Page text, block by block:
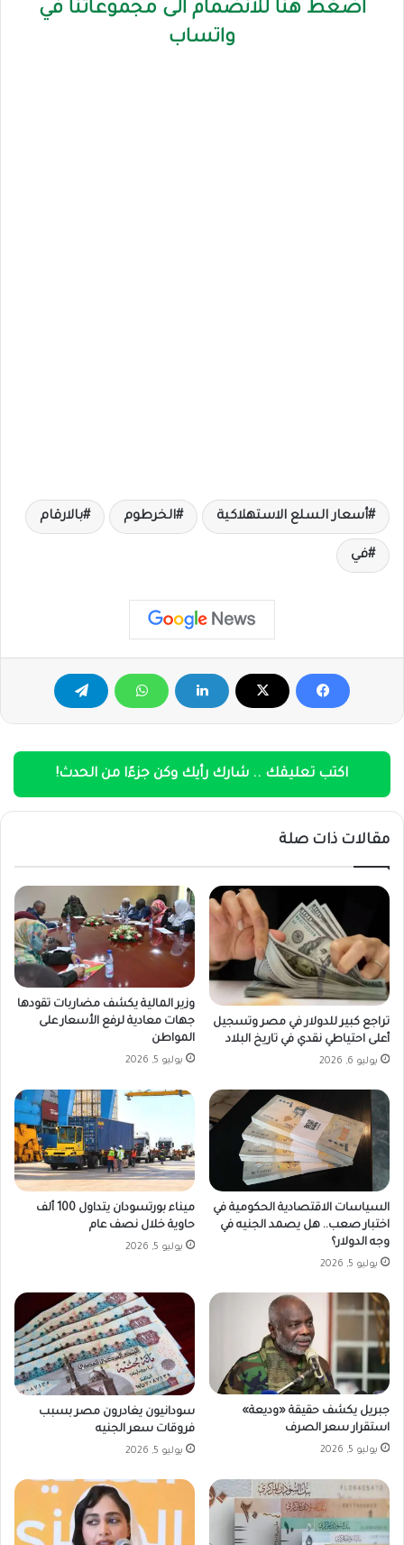
اضغط هنا للانضمام الى مجموعاتنا في
واتساب
أسعار السلع الاستهلاكية الخرطوم بالارقام
في
اكتب تعليقك .. شارك رأيك وكن جزءًا من الحدث!
مقالات ذات صلة
تراجع كبير للدولار في مصر وتسجيل
أعلى احتياطي نقدي في تاريخ البلاد
يوليو 6, 2026
وزير المالية يكشف مضاربات تقودها
جهات معادية لرفع الأسعار على
المواطن
يوليو 5, 2026
السياسات الاقتصادية الحكومية في
اختبار صعب.. هل يصمد الجنيه في
وجه الدولار؟
يوليو 5, 2026
ميناء بورتسودان يتداول 100 ألف
حاوية خلال نصف عام
يوليو 5, 2026
جبريل يكشف حقيقة «وديعة»
استقرار سعر الصرف
يوليو 5, 2026
سودانيون يغادرون مصر بسبب
فروقات سعر الجنيه
يوليو 5, 2026